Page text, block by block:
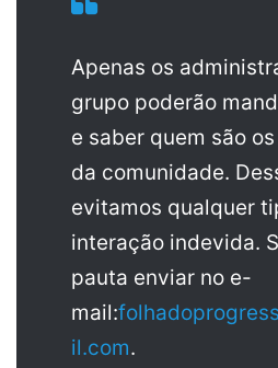
Apenas os
grupo poderão
e saber quem são
da comunidade.
evitamos qualquer
interação indevida.
pauta enviar no e-
mail:
il.com.